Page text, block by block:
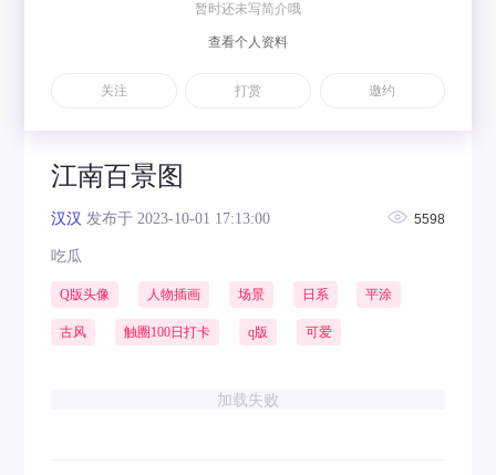
江南百景图
汉汉 发布于 2023-10-01 17:13:00 5598
吃瓜
Q版头像 人物插画 场景 日系 平涂
古风 触圈100日打卡 q版 可爱
加载失败
暂时还未写简介哦
查看个人资料
关注 打赏 邀约